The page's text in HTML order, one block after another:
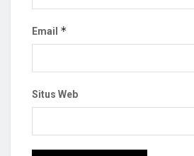
Email *
Situs Web